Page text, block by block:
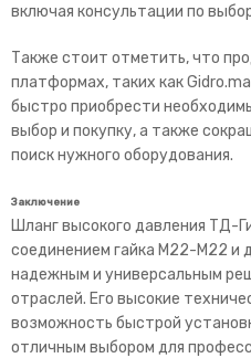
включая консультации по
Также стоит отметить, что
платформах, таких как
быстро приобрести
выбор и покупку, а также
поиск нужного оборудования.
Заключение
Шланг высокого давления ТД-
соединением гайка М22-М22 и
надежным и универсальным
отраслей. Его высокие
возможность быстрой
отличным выбором для